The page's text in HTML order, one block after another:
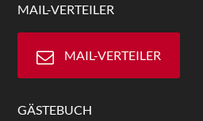
MAIL-VERTEILER
MAIL-VERTEILER
GÄSTEBUCH